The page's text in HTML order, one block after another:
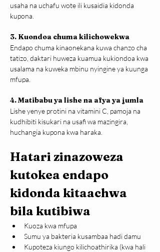
usaha na uchafu wote ili kusaidia kidonda
kupona.
3. Kuondoa chuma kilichowekwa
Endapo chuma kinaonekana kuwa chanzo cha
tatizo, daktari huweza kuamua kukiondoa kwa
usalama na kuweka mbinu nyingine ya kuunga
mfupa.
4. Matibabu ya lishe na afya ya jumla
Lishe yenye protini na vitamini C, pamoja na
kudhibiti kisukari na usafi wa mazingira,
huchangia kupona kwa haraka.
Hatari zinazoweza
kutokea endapo
kidonda kitaachwa
bila kutibiwa
Kuoza kwa mfupa
Sumu ya bakteria kusambaa hadi damu
Kupoteza kiungo kilichoathirika (kwa hali